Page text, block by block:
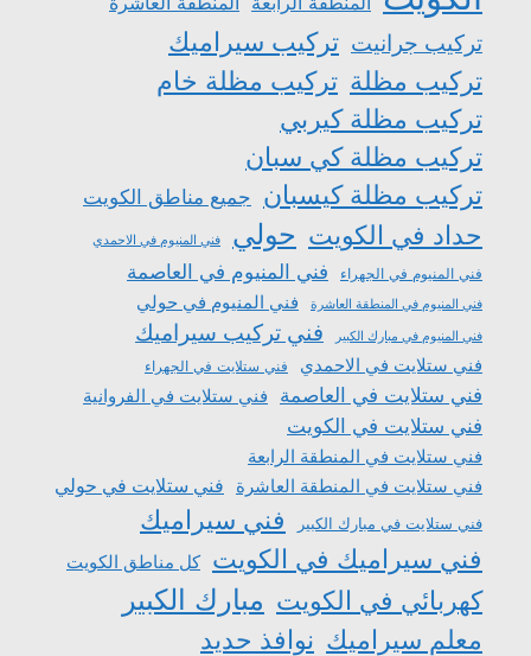
تركيب جرانيت تركيب سيراميك
تركيب مظلة تركيب مظلة خام
تركيب مظلة كيربي
تركيب مظلة كي سبان
تركيب مظلة كيسبان جميع مناطق الكويت
حداد في الكويت حولي فني المنيوم في الاحمدي
فني المنيوم في الجهراء فني المنيوم في العاصمة
فني المنيوم في المنطقة العاشرة فني المنيوم في حولي
فني المنيوم في مبارك الكبير فني تركيب سيراميك
فني ستلايت في الاحمدي فني ستلايت في الجهراء
فني ستلايت في العاصمة فني ستلايت في الفروانية
فني ستلايت في الكويت
فني ستلايت في المنطقة الرابعة
فني ستلايت في المنطقة العاشرة فني ستلايت في حولي
فني ستلايت في مبارك الكبير
فني سيراميك
فني سيراميك في الكويت
كل مناطق الكويت
كهربائي في الكويت مبارك الكبير
معلم سيراميك نوافذ حديد